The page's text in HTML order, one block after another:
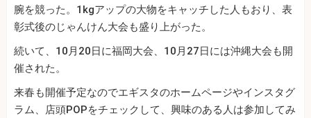
腕を競った。1kgアップの大物をキャッチした人もおり、表
彰式後のじゃんけん大会も盛り上がった。
続いて、10月20日に福岡大会、10月27日には沖縄大会も開
催された。
来春も開催予定なのでエギスタのホームページやインスタグ
ラム、店頭POPをチェックして、興味のある人は参加してみ